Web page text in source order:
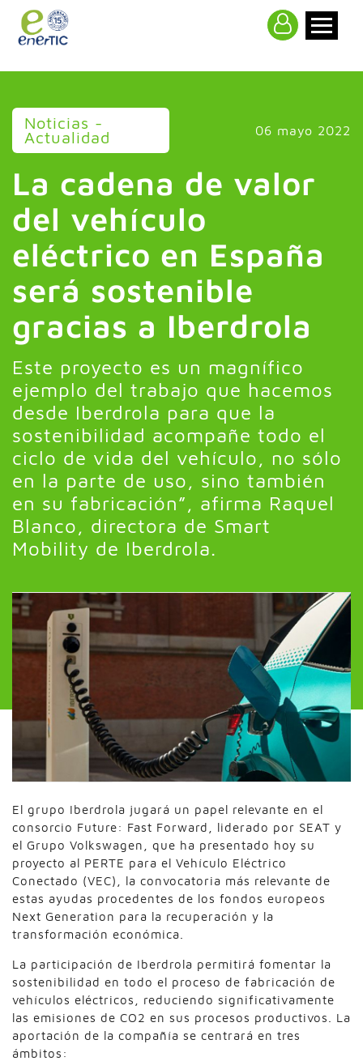
Noticias -
Actualidad 06 mayo 2022
La cadena de valor
del vehículo
eléctrico en España
será sostenible
gracias a Iberdrola
Este proyecto es un magnífico
ejemplo del trabajo que hacemos
desde Iberdrola para que la
sostenibilidad acompañe todo el
ciclo de vida del vehículo, no sólo
en la parte de uso, sino también
en su fabricación”, afirma Raquel
Blanco, directora de Smart
Mobility de Iberdrola.
El grupo Iberdrola jugará un papel relevante en el
consorcio Future: Fast Forward, liderado por SEAT y
el Grupo Volkswagen, que ha presentado hoy su
proyecto al PERTE para el Vehículo Eléctrico
Conectado (VEC), la convocatoria más relevante de
estas ayudas procedentes de los fondos europeos
Next Generation para la recuperación y la
transformación económica.
La participación de Iberdrola permitirá fomentar la
sostenibilidad en todo el proceso de fabricación de
vehículos eléctricos, reduciendo significativamente
las emisiones de CO2 en sus procesos productivos. La
aportación de la compañía se centrará en tres
ámbitos: